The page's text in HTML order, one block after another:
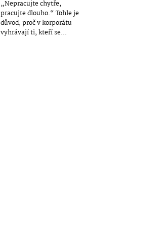
„Nepracujte chytře,
pracujte dlouho.“ Tohle je
důvod, proč v korporátu
vyhrávají ti, kteří se...